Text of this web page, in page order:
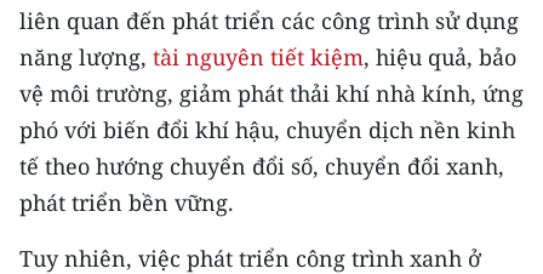
TIN MỚI
TIN ĐỊA PHƯƠNG
Trung du và miền núi phía Bắc
Đồng bằng sông Hồng
liên quan đến phát triển các công trình sử dụng
năng lượng, tài nguyên tiết kiệm, hiệu quả, bảo
vệ môi trường, giảm phát thải khí nhà kính, ứng
phó với biến đổi khí hậu, chuyển dịch nền kinh
tế theo hướng chuyển đổi số, chuyển đổi xanh,
phát triển bền vững.
Tuy nhiên, việc phát triển công trình xanh ở